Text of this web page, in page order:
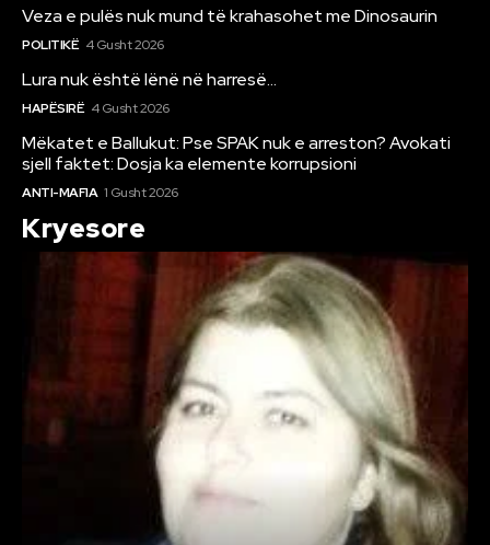
Veza e pulës nuk mund të krahasohet me Dinosaurin
POLITIKË 4 Gusht 2026
Lura nuk është lënë në harresë…
HAPËSIRË 4 Gusht 2026
Mëkatet e Ballukut: Pse SPAK nuk e arreston? Avokati
sjell faktet: Dosja ka elemente korrupsioni
ANTI-MAFIA 1 Gusht 2026
Kryesore